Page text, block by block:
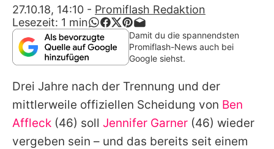
App runterladen
Team
Redaktionelle Richtlinien
Impressum
Datenschutzerklärung
Nutzungsbedingungen
27.10.18, 14:10 - Promiflash Redaktion
Lesezeit: 1 min
Damit du die spannendsten
Promiflash-News auch bei
Google siehst.
Drei Jahre nach der Trennung und der
mittlerweile offiziellen Scheidung von Ben
Affleck (46) soll Jennifer Garner (46) wieder
vergeben sein – und das bereits seit einem